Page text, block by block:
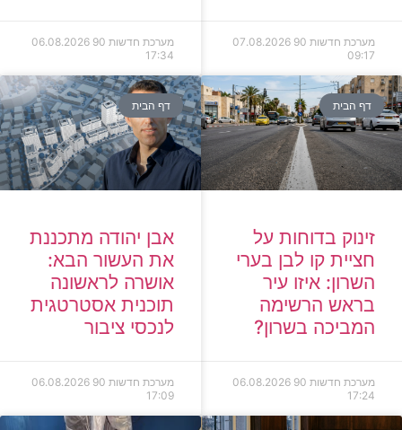
מערכת חדשות 90
07.08.2026
09:17
מערכת חדשות 90
06.08.2026
17:34
דף הבית
זינוק בדוחות על
חציית קו לבן בערי
השרון: איזו עיר
בראש הרשימה
המביכה בשרון?
מערכת חדשות 90
06.08.2026
17:24
דף הבית
אבן יהודה מתכננת
את העשור הבא:
אושרה לראשונה
תוכנית אסטרטגית
לנכסי ציבור
מערכת חדשות 90
06.08.2026
17:09